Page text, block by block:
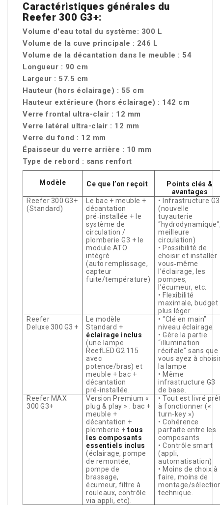
Caractéristiques générales du
Reefer 300 G3+:
Volume d'eau total du système: 300 L
Volume de la cuve principale : 246 L
Volume de la décantation dans le meuble : 54
Longueur : 90 cm
Largeur : 57.5 cm
Hauteur (hors éclairage) : 55 cm
Hauteur extérieure (hors éclairage) : 142 cm
Verre frontal ultra-clair : 12 mm
Verre latéral ultra-clair : 12 mm
Verre du fond : 12 mm
Épaisseur du verre arrière : 10 mm
Type de rebord : sans renfort
Modèle Ce que l’on reçoit
Points clés &
avantages
Reefer 300 G3+
(Standard)
Le bac + meuble +
décantation
pré‑installée + le
système de
circulation /
plomberie G3 + le
module ATO
intégré
(auto remplissage,
capteur
fuite/température)
• Infrastructure G3
(nouvelle
tuyauterie
meilleure
circulation)
• Possibilité de
choisir et installer
vous‑même
l’éclairage, les
pompes,
l’écumeur, etc.
• Flexibilité
maximale, budget
plus léger.
Reefer
Deluxe 300 G3 +
Le modèle
Standard +
éclairage inclus
(une lampe
ReefLED G2 115
avec
potence/bras) et
meuble + bac +
décantation
pré‑installée.
• “Clé en main”
niveau éclairage
• Gère la partie
“illumination
récifale” sans que
vous ayez à
la lampe
• Même
infrastructure G3
de base.
Reefer MAX
300 G3+
Version Premium «
plug & play » : bac +
meuble +
décantation +
plomberie +tous
les composants
essentiels inclus
(éclairage, pompe
de remontée,
pompe de
brassage,
écumeur, filtre à
rouleaux, contrôle
via appli, etc).
• Tout est livré
à fonctionner («
turn‑key »)
• Cohérence
parfaite entre les
composants
• Contrôle smart
(appli,
automatisation)
• Moins de choix à
faire, moins de
montage/
technique.